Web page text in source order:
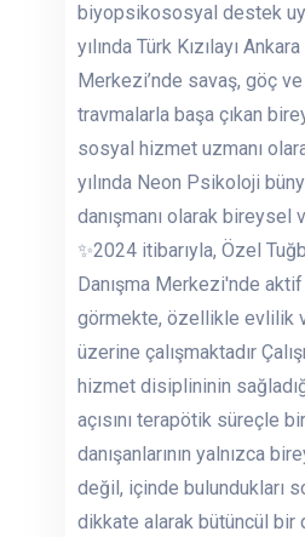
biyopsikososyal destek
yılında Türk Kızılayı
Merkezi’nde savaş, göç
travmalarla başa çıkan
sosyal hizmet uzmanı
yılında Neon Psikoloji
danışmanı olarak bireysel
✨2024 itibarıyla, Özel
Danışma Merkezi'nde aktif
görmekte, özellikle evlilik
üzerine çalışmaktadır
hizmet disiplininin
açısını terapötik süreçle
danışanlarının yalnızca
değil, içinde bulundukları
dikkate alarak bütüncül bir